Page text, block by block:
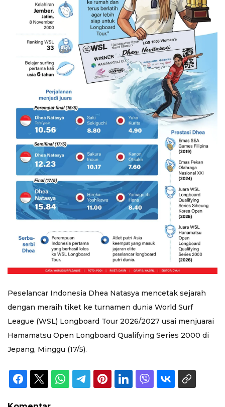
Peselancar Indonesia Dhea Natasya mencetak sejarah
dengan meraih tiket ke turnamen dunia World Surf
League (WSL) Longboard Tour 2026/2027 usai menjuarai
Hamamatsu Open Longboard Qualifying Series 2000 di
Jepang, Minggu (17/5).